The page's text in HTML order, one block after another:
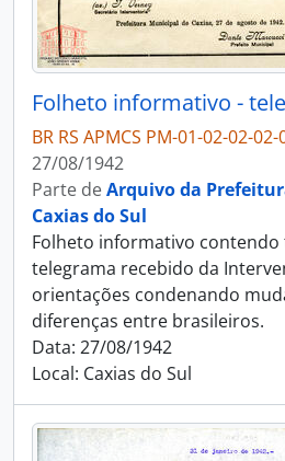
BR RS APMCS PM-01-02-02-
27/08/1942
Parte deArquivo da
Caxias do Sul
Folheto informativo
telegrama recebido da
orientações condenando
diferenças entre brasileiros.
Data: 27/08/1942
Local: Caxias do Sul